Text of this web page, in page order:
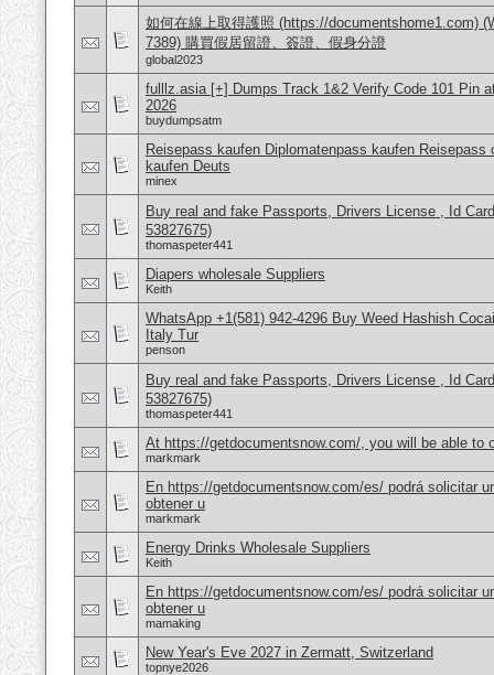
如何在線上取得護照 (https://documentshome1.com)
7389) 購買假居留證、簽證、假身分證
global2023
fulllz.asia [+] Dumps Track 1&2 Verify Code 101 Pin
2026
buydumpsatm
Reisepass kaufen Diplomatenpass kaufen Reisepass
kaufen Deuts
minex
Buy real and fake Passports, Drivers License , Id
53827675)
thomaspeter441
Diapers wholesale Suppliers
Keith
WhatsApp +1(581) 942-4296 Buy Weed Hashish
Italy Tur
penson
Buy real and fake Passports, Drivers License , Id
53827675)
thomaspeter441
At https://getdocumentsnow.com/, you will be able to
markmark
En https://getdocumentsnow.com/es/ podrá solicitar
obtener u
markmark
Energy Drinks Wholesale Suppliers
Keith
En https://getdocumentsnow.com/es/ podrá solicitar
obtener u
mamaking
New Year's Eve 2027 in Zermatt, Switzerland
topnye2026